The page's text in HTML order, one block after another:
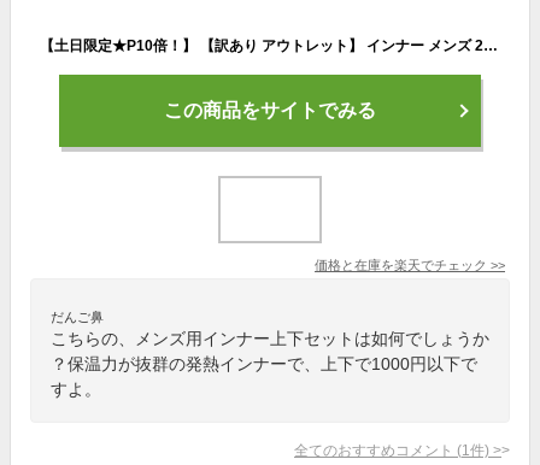
【土日限定★P10倍！】 【訳あり アウトレット】 インナー メンズ 2枚組 冬 長袖 半袖 Vネック V首 クルーネック 丸首 タイツ 下着 肌着 9分袖 黒 秋冬 防寒 抗菌 防臭 あったかインナー アンダーシャツ 上下 寒さ対策
この商品をサイトでみる
価格と在庫を楽天でチェック >>
だんご鼻
こちらの、メンズ用インナー上下セットは如何でしょうか
？保温力が抜群の発熱インナーで、上下で1000円以下で
すよ。
全てのおすすめコメント (1 件) >